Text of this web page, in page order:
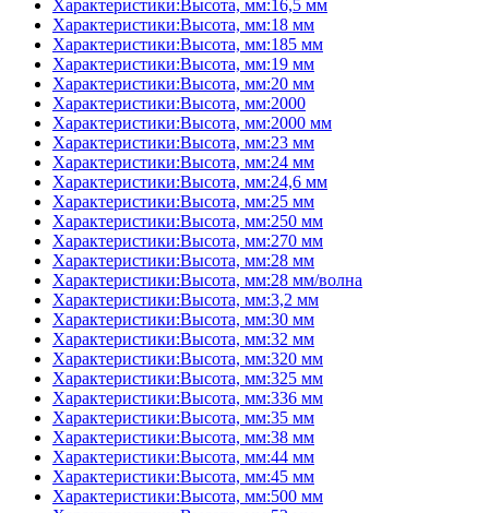
Характеристики:Высота, мм:16,5 мм
Характеристики:Высота, мм:18 мм
Характеристики:Высота, мм:185 мм
Характеристики:Высота, мм:19 мм
Характеристики:Высота, мм:20 мм
Характеристики:Высота, мм:2000
Характеристики:Высота, мм:2000 мм
Характеристики:Высота, мм:23 мм
Характеристики:Высота, мм:24 мм
Характеристики:Высота, мм:24,6 мм
Характеристики:Высота, мм:25 мм
Характеристики:Высота, мм:250 мм
Характеристики:Высота, мм:270 мм
Характеристики:Высота, мм:28 мм
Характеристики:Высота, мм:28 мм/волна
Характеристики:Высота, мм:3,2 мм
Характеристики:Высота, мм:30 мм
Характеристики:Высота, мм:32 мм
Характеристики:Высота, мм:320 мм
Характеристики:Высота, мм:325 мм
Характеристики:Высота, мм:336 мм
Характеристики:Высота, мм:35 мм
Характеристики:Высота, мм:38 мм
Характеристики:Высота, мм:44 мм
Характеристики:Высота, мм:45 мм
Характеристики:Высота, мм:500 мм